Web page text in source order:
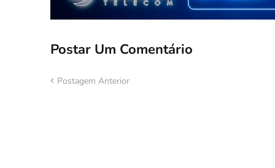
Postar Um Comentário
Postagem Anterior